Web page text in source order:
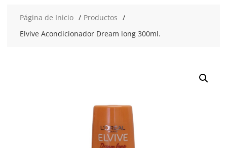
Página de Inicio
Productos
Elvive Acondicionador Dream long 300ml.